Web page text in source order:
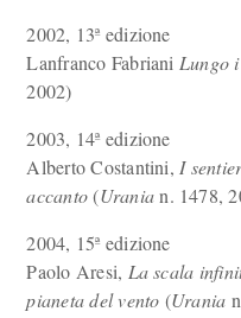
2002, 13ª edizione
Lanfranco Fabriani Lungo
2002)
2003, 14ª edizione
Alberto Costantini, I
accanto(Uranian. 1478,
2004, 15ª edizione
Paolo Aresi, La scala
pianeta del vento (Urania